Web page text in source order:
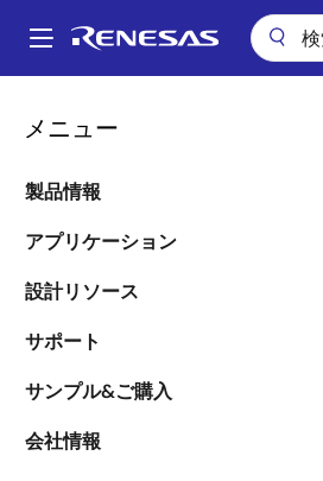
ン
Main
メニュー
製品情報
アプリケーション
設計リソース
サポート
サンプル&ご購入
会社情報
パ
ン
く
ず
ウェアラブルデバイスなど低電力無線市場
ウェアラブルデ
低電力無線市場
押しする世界最
の近距離無線
Low Energy用RF
ーバ技術を開発